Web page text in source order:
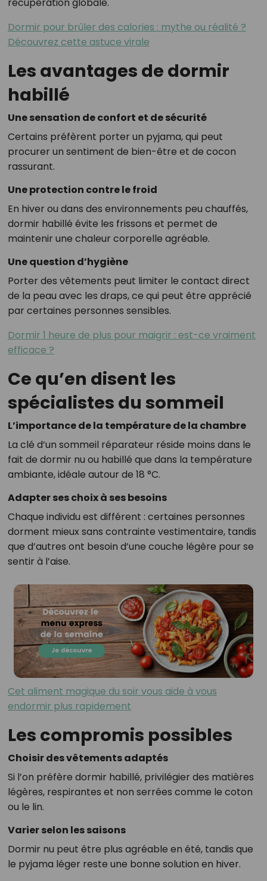
récupération globale.
Dormir pour brûler des calories : mythe ou réalité ?
Découvrez cette astuce virale
Les avantages de dormir
habillé
Une sensation de confort et de sécurité
Certains préfèrent porter un pyjama, qui peut
procurer un sentiment de bien-être et de cocon
rassurant.
Une protection contre le froid
En hiver ou dans des environnements peu chauffés,
dormir habillé évite les frissons et permet de
maintenir une chaleur corporelle agréable.
Une question d’hygiène
Porter des vêtements peut limiter le contact direct
de la peau avec les draps, ce qui peut être apprécié
par certaines personnes sensibles.
Dormir 1 heure de plus pour maigrir : est-ce vraiment
efficace ?
Ce qu’en disent les
spécialistes du sommeil
L’importance de la température de la chambre
La clé d’un sommeil réparateur réside moins dans le
fait de dormir nu ou habillé que dans la température
ambiante, idéale autour de 18 °C.
Adapter ses choix à ses besoins
Chaque individu est différent : certaines personnes
dorment mieux sans contrainte vestimentaire, tandis
que d’autres ont besoin d’une couche légère pour se
sentir à l’aise.
Cet aliment magique du soir vous aide à vous
endormir plus rapidement
Les compromis possibles
Choisir des vêtements adaptés
Si l’on préfère dormir habillé, privilégier des matières
légères, respirantes et non serrées comme le coton
ou le lin.
Varier selon les saisons
Dormir nu peut être plus agréable en été, tandis que
le pyjama léger reste une bonne solution en hiver.